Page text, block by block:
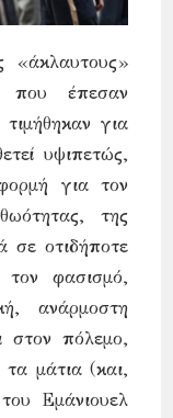
«άκλαυτους»
που έπεσαν
για
υψιπετώς,
για τον
της
σε οτιδήποτε
φασισμό,
ανάρμοστη
στον πόλεμο,
τα μάτια (και,
Εμάνιουελ